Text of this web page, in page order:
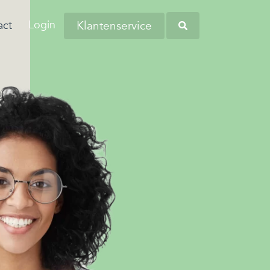
Dit komt
de woonlasten in
hoog zijn…
kampen met
persoonlijke financiële
zorgen?
en andere
omtrent
regio's. Kom bij ons
en wellicht word jij onze
collega!
Login Klantenservice